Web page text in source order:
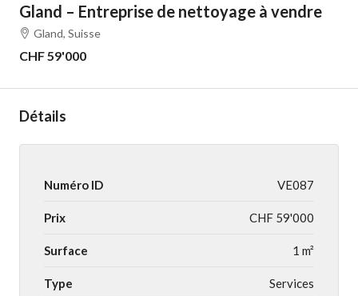
Gland – Entreprise de nettoyage à vendre
Gland, Suisse
CHF 59'000
Détails
Numéro ID VE087
Prix CHF 59'000
Surface 1 m²
Type Services